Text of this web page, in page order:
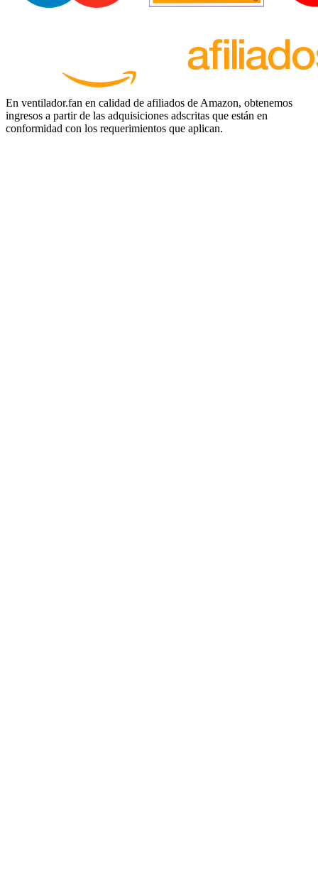
En ventilador.fan en calidad de afiliados de Amazon, obtenemos
ingresos a partir de las adquisiciones adscritas que están en
conformidad con los requerimientos que aplican.